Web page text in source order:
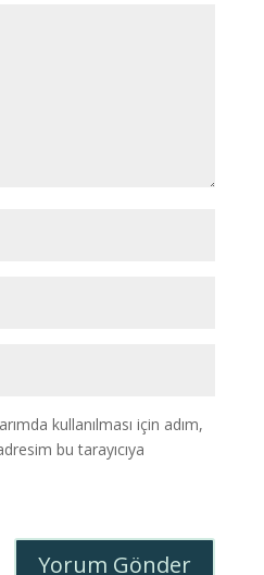
kullanılması için adım,
bu tarayıcıya